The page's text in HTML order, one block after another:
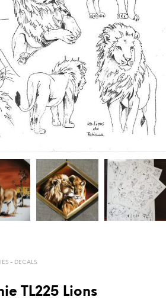
- DECALS
TL225 Lions